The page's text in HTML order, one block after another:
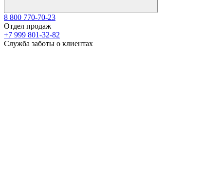
8 800 770-70-23
Отдел продаж
+7 999 801-32-82
Служба заботы о клиентах